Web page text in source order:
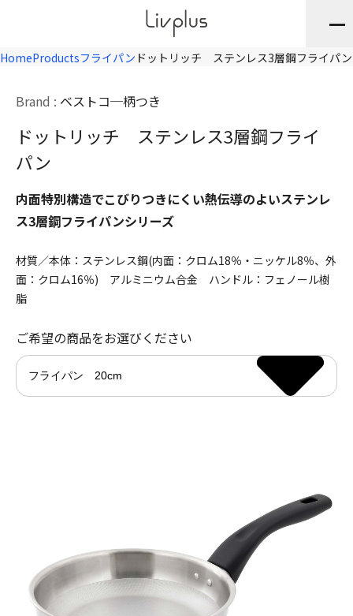
HomeProductsフライパン ドットリッチ ステンレス3層鋼フライパン
Brand : ベストコ 柄つき
ドットリッチ ステンレス3層鋼フライ
パン
内面特別構造でこびりつきにくい熱伝導のよいステンレ
ス3層鋼フライパンシリーズ
材質／本体：ステンレス鋼(内面：クロム18％・ニッケル8％、外
面：クロム16％) アルミニウム合金 ハンドル：フェノール樹
脂
ご希望の商品をお選びください